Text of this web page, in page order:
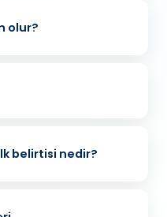
olur?
belirtisi nedir?